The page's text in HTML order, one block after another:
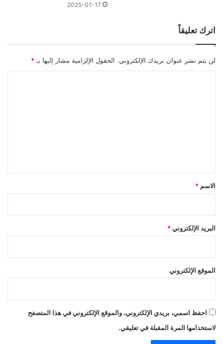
2025-01-17
اترك تعليقاً
لن يتم نشر عنوان بريدك الإلكتروني. الحقول الإلزامية مشار إليها بـ *
*
الاسم *
البريد الإلكتروني *
الموقع الإلكتروني
احفظ اسمي، بريدي الإلكتروني، والموقع الإلكتروني في هذا المتصفح
لاستخدامها المرة المقبلة في تعليقي.